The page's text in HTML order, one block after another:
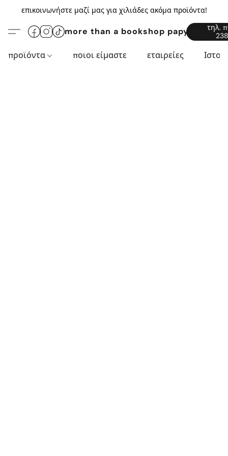
επικοινωνήστε μαζί μας για χιλιάδες ακόμα προϊόντα!
more than a bookshop
τηλ.
προϊόντα ποιοι είμαστε εταιρείες